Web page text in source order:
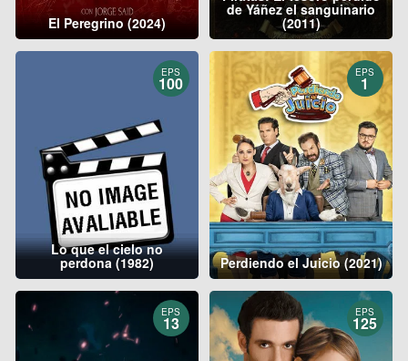
El Peregrino (2024)
de Yáñez el sanguinario
(2011)
EPS
100
Lo que el cielo no
perdona (1982)
EPS
1
Perdiendo el Juicio (2021)
EPS
13
EPS
125